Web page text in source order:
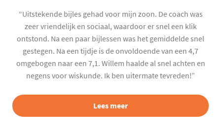
“Uitstekende bijles gehad voor mijn zoon. De coach was
zeer vriendelijk en sociaal, waardoor er snel een klik
ontstond. Na een paar bijlessen was het gemiddelde snel
gestegen. Na een tijdje is de onvoldoende van een 4,7
omgebogen naar een 7,1. Willem haalde al snel achten en
negens voor wiskunde. Ik ben uitermate tevreden!”
Lees meer